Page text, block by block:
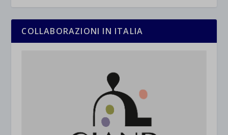
COLLABORAZIONI IN ITALIA